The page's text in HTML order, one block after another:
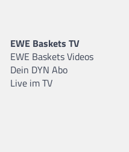
EWE Baskets TV
EWE Baskets Videos
Dein DYN Abo
Live im TV